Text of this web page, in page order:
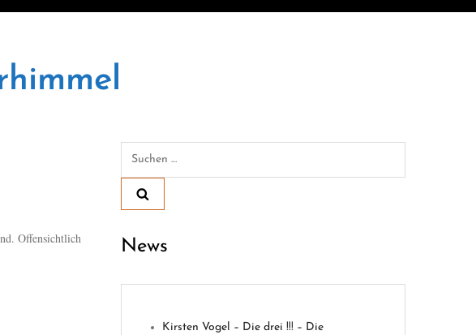
Offensichtlich
Suchen
News
Kirsten Vogel – Die drei !!! – Die